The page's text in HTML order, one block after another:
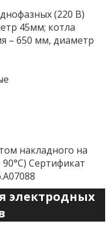
(220 В)
45мм; котла
– 650 мм, диаметр
накладного на
Сертификат
электродных